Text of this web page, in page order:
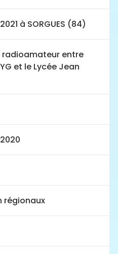
à SORGUES (84)
radioamateur entre
et le Lycée Jean
régionaux